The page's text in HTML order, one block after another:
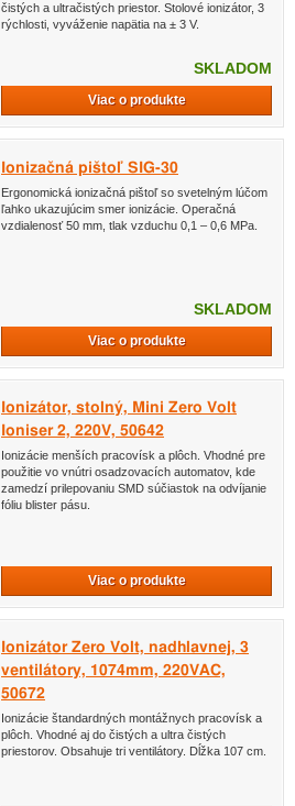
čistých a ultračistých priestor. Stolové ionizátor, 3
rýchlosti, vyváženie napätia na ± 3 V.
SKLADOM
Viac o produkte
Ionizačná pištoľ SIG-30
Ergonomická ionizačná pištoľ so svetelným lúčom
ľahko ukazujúcim smer ionizácie. Operačná
vzdialenosť 50 mm, tlak vzduchu 0,1 – 0,6 MPa.
SKLADOM
Viac o produkte
Ionizátor, stolný, Mini Zero Volt
Ioniser 2, 220V, 50642
Ionizácie menších pracovísk a plôch. Vhodné pre
použitie vo vnútri osadzovacích automatov, kde
zamedzí prilepovaniu SMD súčiastok na odvíjanie
fóliu blister pásu.
Viac o produkte
Ionizátor Zero Volt, nadhlavnej, 3
ventilátory, 1074mm, 220VAC,
50672
Ionizácie štandardných montážnych pracovísk a
plôch. Vhodné aj do čistých a ultra čistých
priestorov. Obsahuje tri ventilátory. Dĺžka 107 cm.